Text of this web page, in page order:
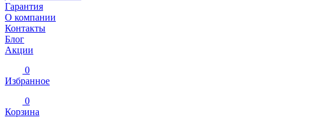
Гарантия
О компании
Контакты
Блог
Акции
0
Избранное
0
Корзина